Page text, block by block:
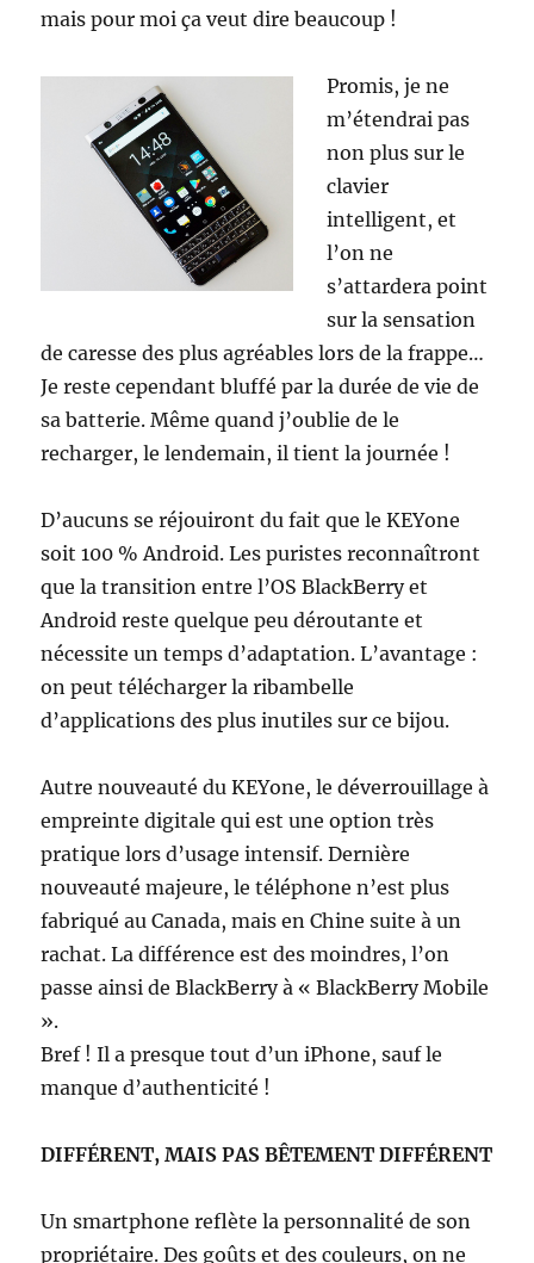
mais pour moi ça veut dire beaucoup !
Promis, je ne
m’étendrai pas
non plus sur le
clavier
intelligent, et
l’on ne
s’attardera point
sur la sensation
de caresse des plus agréables lors de la frappe…
Je reste cependant bluffé par la durée de vie de
sa batterie. Même quand j’oublie de le
recharger, le lendemain, il tient la journée !
D’aucuns se réjouiront du fait que le KEYone
soit 100 % Android. Les puristes reconnaîtront
que la transition entre l’OS BlackBerry et
Android reste quelque peu déroutante et
nécessite un temps d’adaptation. L’avantage :
on peut télécharger la ribambelle
d’applications des plus inutiles sur ce bijou.
Autre nouveauté du KEYone, le déverrouillage à
empreinte digitale qui est une option très
pratique lors d’usage intensif. Dernière
nouveauté majeure, le téléphone n’est plus
fabriqué au Canada, mais en Chine suite à un
rachat. La différence est des moindres, l’on
passe ainsi de BlackBerry à « BlackBerry Mobile
».
Bref ! Il a presque tout d’un iPhone, sauf le
manque d’authenticité !
DIFFÉRENT, MAIS PAS BÊTEMENT DIFFÉRENT
Un smartphone reflète la personnalité de son
propriétaire. Des goûts et des couleurs, on ne